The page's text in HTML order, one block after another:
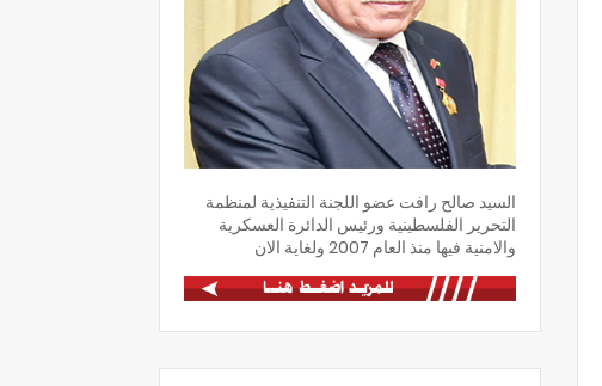
السيد صالح رافت عضو اللجنة التنفيذية لمنظمة
التحرير الفلسطينية ورئيس الدائرة العسكرية
والامنية فيها منذ العام 2007 ولغاية الان